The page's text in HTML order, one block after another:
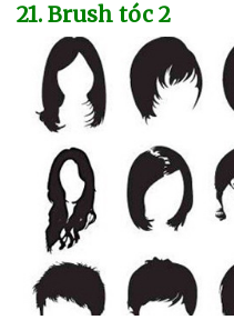
21. Brush tóc 2